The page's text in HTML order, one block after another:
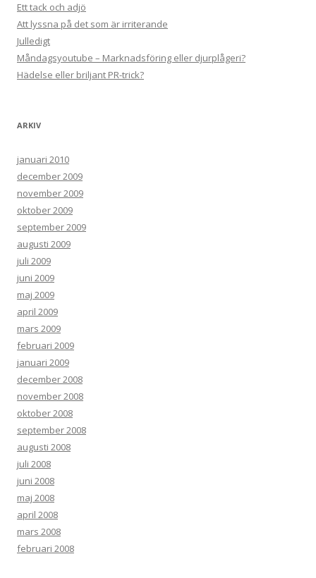
Ett tack och adjö
Att lyssna på det som är irriterande
Julledigt
Måndagsyoutube – Marknadsföring eller djurplågeri?
Hädelse eller briljant PR-trick?
ARKIV
januari 2010
december 2009
november 2009
oktober 2009
september 2009
augusti 2009
juli 2009
juni 2009
maj 2009
april 2009
mars 2009
februari 2009
januari 2009
december 2008
november 2008
oktober 2008
september 2008
augusti 2008
juli 2008
juni 2008
maj 2008
april 2008
mars 2008
februari 2008